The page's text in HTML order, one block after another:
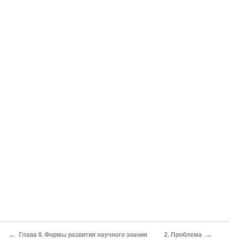
← Глава II. Формы развития научного знания 2. Проблема →